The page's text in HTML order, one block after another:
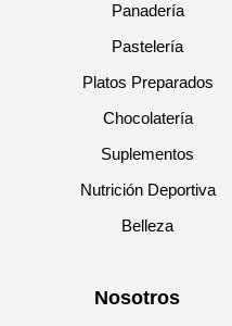
Panadería
Pastelería
Platos Preparados
Chocolatería
Suplementos
Nutrición Deportiva
Belleza
Nosotros